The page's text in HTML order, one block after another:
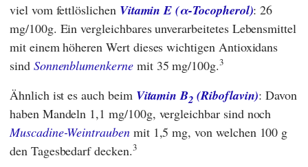
viel vom fettlöslichen Vitamin E (α-Tocopherol): 26
mg/100g. Ein vergleichbares unverarbeitetes Lebensmittel
mit einem höheren Wert dieses wichtigen Antioxidans
sind Sonnenblumenkernemit 35 mg/100g.3
Ähnlich ist es auch beim Vitamin B2(Riboflavin): Davon
haben Mandeln 1,1 mg/100g, vergleichbar sind noch
Muscadine-Weintraubenmit 1,5 mg, von welchen 100 g
den Tagesbedarf decken.3